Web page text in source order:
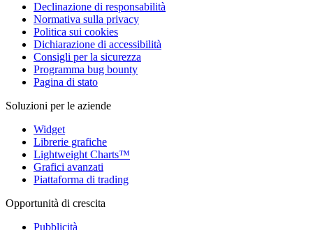
Declinazione di responsabilità
Normativa sulla privacy
Politica sui cookies
Dichiarazione di accessibilità
Consigli per la sicurezza
Programma bug bounty
Pagina di stato
Soluzioni per le aziende
Widget
Librerie grafiche
Lightweight Charts™
Grafici avanzati
Piattaforma di trading
Opportunità di crescita
Pubblicità